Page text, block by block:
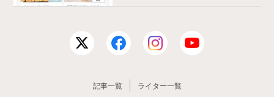
記事一覧
ライター一覧